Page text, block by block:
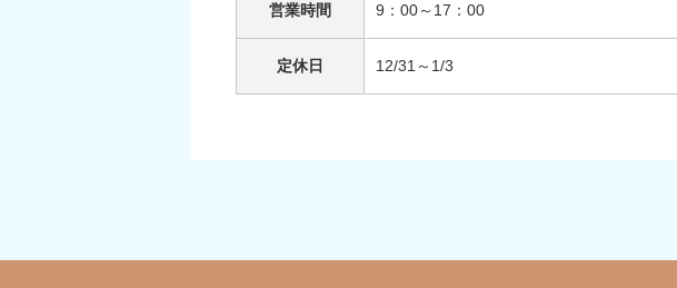
営業時間 9：00～17：00
定休日 12/31～1/3